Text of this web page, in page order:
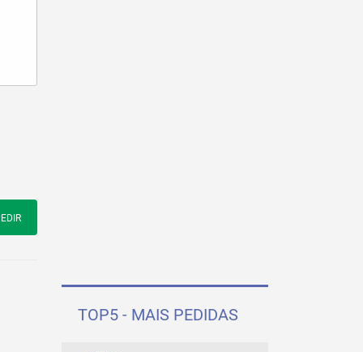
TOP5 - MAIS PEDIDAS